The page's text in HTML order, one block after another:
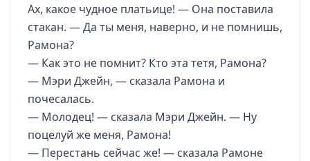
Ах, какое чудное платьице! — Она поставила
стакан. — Да ты меня, наверно, и не помнишь,
Рамона?
— Как это не помнит? Кто эта тетя, Рамона?
— Мэри Джейн, — сказала Рамона и
почесалась.
— Молодец! — сказала Мэри Джейн. — Ну
поцелуй же меня, Рамона!
— Перестань сейчас же! — сказала Рамоне